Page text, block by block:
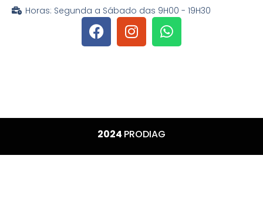
Horas: Segunda a Sábado das 9H00 - 19H30
2024 PRODIAG